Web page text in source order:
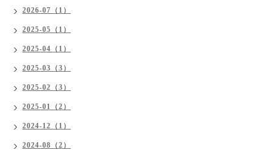
2026-07（1）
2025-05（1）
2025-04（1）
2025-03（3）
2025-02（3）
2025-01（2）
2024-12（1）
2024-08（2）